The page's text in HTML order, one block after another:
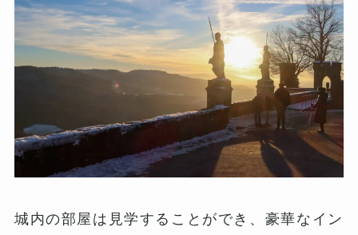
城内の部屋は見学することができ、豪華なイン